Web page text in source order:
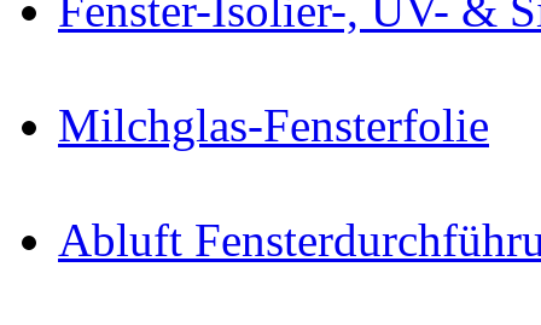
Fenster-Isolier-, UV- &
Milchglas-Fensterfolie
Abluft